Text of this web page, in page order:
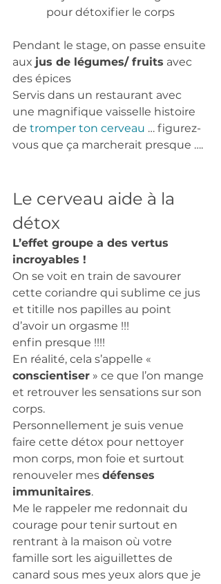
pour détoxifier le corps
Pendant le stage, on passe ensuite
aux jus de légumes/ fruits avec
des épices
Servis dans un restaurant avec
une magnifique vaisselle histoire
de tromper ton cerveau … figurez-
vous que ça marcherait presque ….
Le cerveau aide à la
détox
L’effet groupe a des vertus
incroyables !
On se voit en train de savourer
cette coriandre qui sublime ce jus
et titille nos papilles au point
d’avoir un orgasme !!!
enfin presque !!!!
En réalité, cela s’appelle «
conscientiser » ce que l’on mange
et retrouver les sensations sur son
corps.
Personnellement je suis venue
faire cette détox pour nettoyer
mon corps, mon foie et surtout
renouveler mes défenses
immunitaires.
Me le rappeler me redonnait du
courage pour tenir surtout en
rentrant à la maison où votre
famille sort les aiguillettes de
canard sous mes yeux alors que je